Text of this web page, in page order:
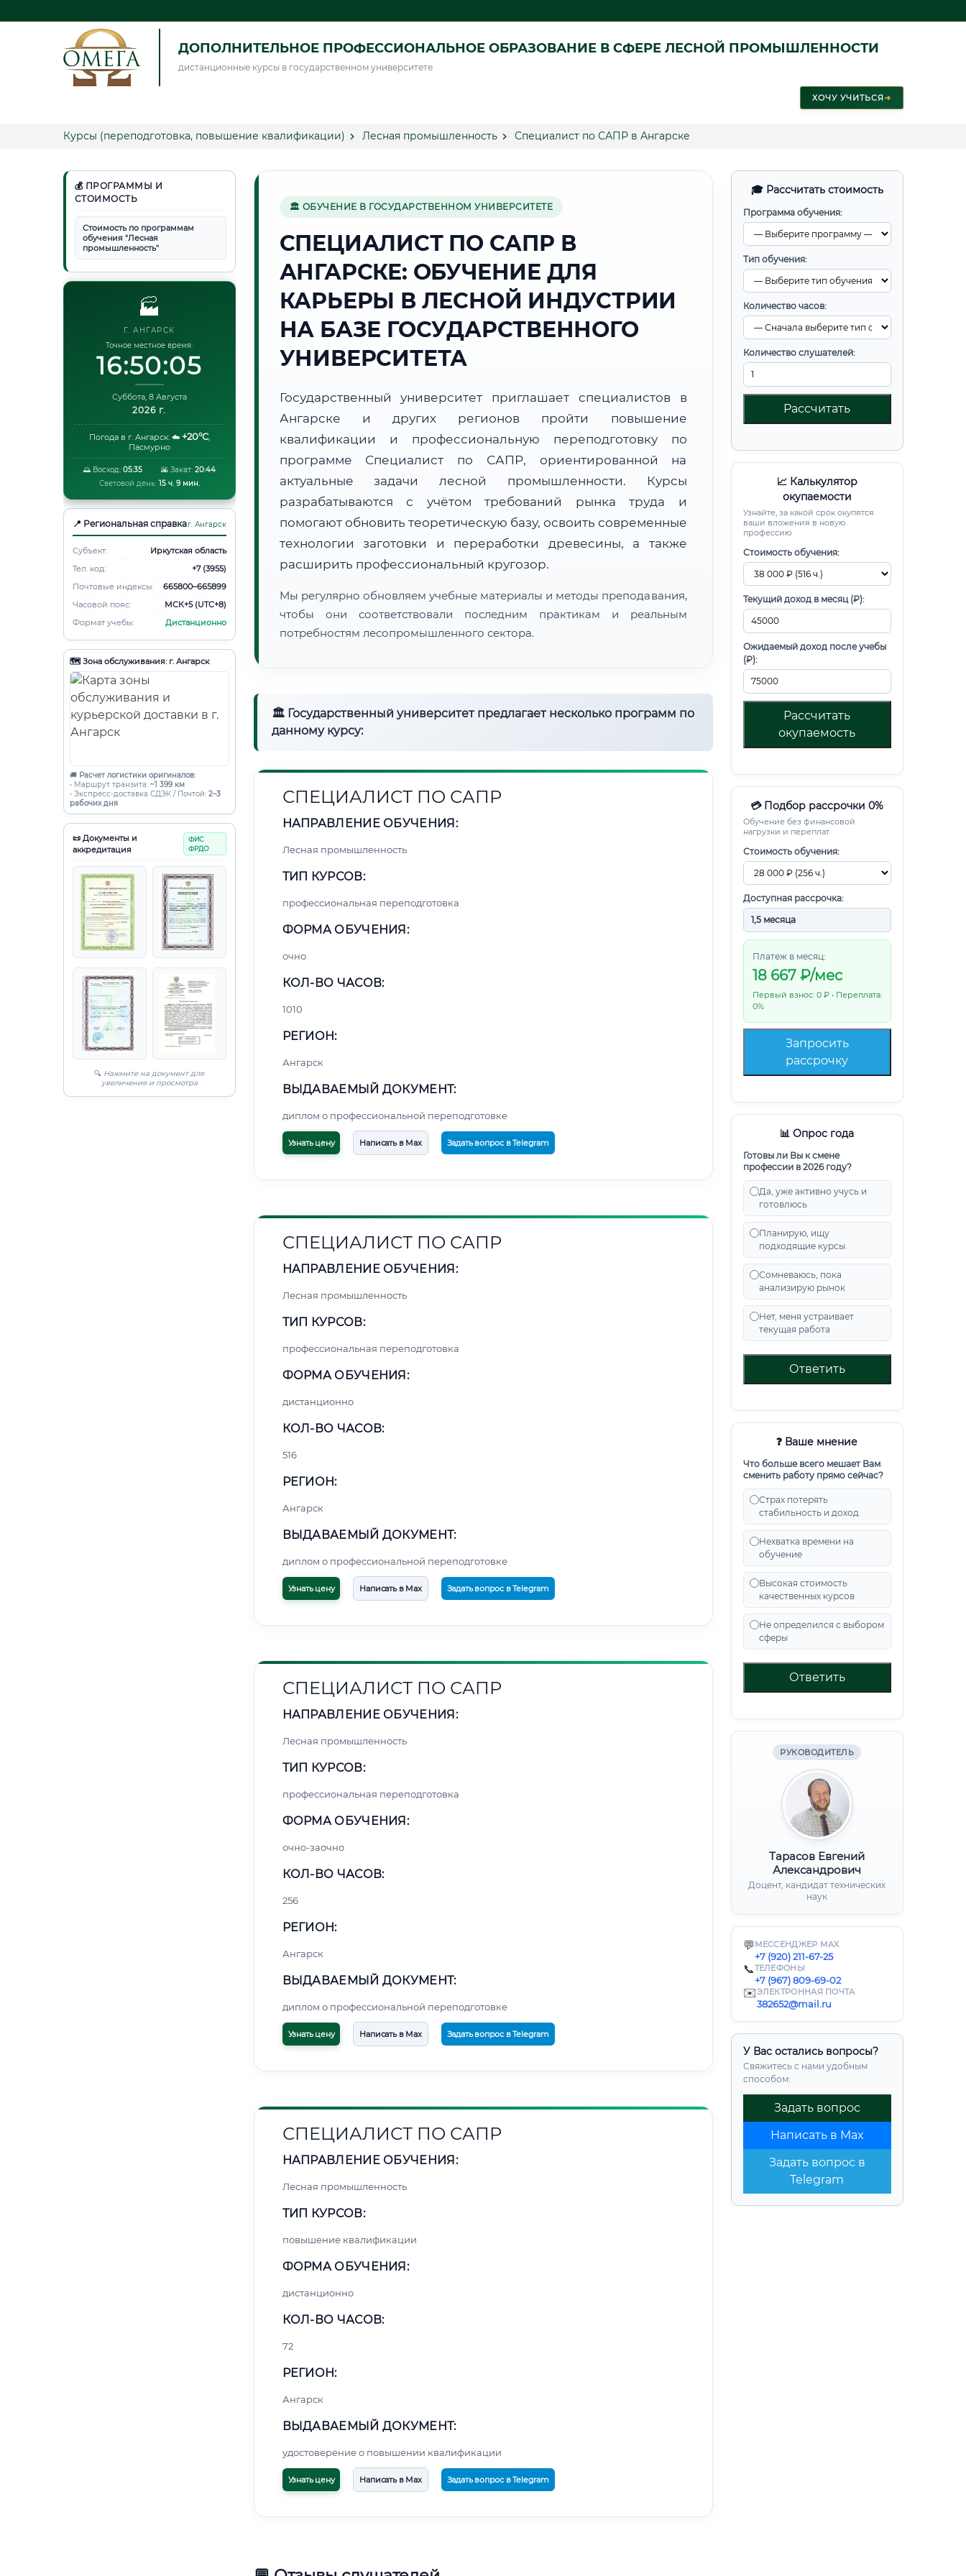
ДОПОЛНИТЕЛЬНОЕ ПРОФЕССИОНАЛЬНОЕ ОБРАЗОВАНИЕ В СФЕРЕ ЛЕСНОЙ ПРОМЫШЛЕННОСТИ
дистанционные курсы в государственном университете
ХОЧУ УЧИТЬСЯ➜
Курсы (переподготовка, повышение квалификации) Лесная промышленность Специалист по САПР в Ангарске
💰 ПРОГРАММЫ И
СТОИМОСТЬ
Стоимость по программам
обучения "Лесная
промышленность"
🏭
Г. АНГАРСК
Точное местное время:
16:50:06
Суббота, 8 Августа
2026 г.
Погода в г. Ангарск: ☁️ +20°C,
Пасмурно
🌅 Восход: 05:35 🌇 Закат: 20:44
Световой день: 15 ч. 9 мин.
📍 Региональная справкаг. Ангарск
Субъект:
Иркутская область
Тел. код:
+7 (3955)
Почтовые индексы:
665800–665899
Часовой пояс:
МСК+5 (UTC+8)
Формат учебы:
Дистанционно
🗺️ Зона обслуживания: г. Ангарск
🚚 Расчет логистики оригиналов:
• Маршрут транзита: ~1 399 км
• Экспресс-доставка СДЭК / Почтой: 2–3
рабочих дня
📜 Документы и
аккредитация
ФИС
ФРДО
🔍 Нажмите на документ для
увеличения и просмотра
🎓 Рассчитать стоимость
Программа обучения:
Тип обучения:
Количество часов:
Количество слушателей:
Рассчитать
📈 Калькулятор
окупаемости
Узнайте, за какой срок окупятся
ваши вложения в новую
профессию
Стоимость обучения:
Текущий доход в месяц (₽):
Ожидаемый доход после учебы
(₽):
Рассчитать
окупаемость
💳 Подбор рассрочки 0%
Обучение без финансовой
нагрузки и переплат
Стоимость обучения:
Доступная рассрочка:
Платеж в месяц:
18 667₽/мес
Первый взнос: 0 ₽ • Переплата:
0%
Запросить
рассрочку
📊 Опрос года
Готовы ли Вы к смене
профессии в 2026 году?
Да, уже активно учусь и
готовлюсь
Планирую, ищу
подходящие курсы
Сомневаюсь, пока
анализирую рынок
Нет, меня устраивает
текущая работа
Ответить
❓ Ваше мнение
Что больше всего мешает Вам
сменить работу прямо сейчас?
Страх потерять
стабильность и доход
Нехватка времени на
обучение
Высокая стоимость
качественных курсов
Не определился с выбором
сферы
Ответить
РУКОВОДИТЕЛЬ
Тарасов Евгений
Александрович
Доцент, кандидат технических
наук
💬 МЕССЕНДЖЕР MAX
+7 (920) 211-67-25
📞ТЕЛЕФОНЫ
+7 (967) 809-69-02
✉️ЭЛЕКТРОННАЯ ПОЧТА
382652@mail.ru
У Вас остались вопросы?
Свяжитесь с нами удобным
способом:
Задать вопрос
Написать в Max
Задать вопрос в
Telegram
🏛 ОБУЧЕНИЕ В ГОСУДАРСТВЕННОМ УНИВЕРСИТЕТЕ
СПЕЦИАЛИСТ ПО САПР В
АНГАРСКЕ: ОБУЧЕНИЕ ДЛЯ
КАРЬЕРЫ В ЛЕСНОЙ ИНДУСТРИИ
НА БАЗЕ ГОСУДАРСТВЕННОГО
УНИВЕРСИТЕТА
Государственный университет приглашает специалистов в
Ангарске и других регионов пройти повышение
квалификации и профессиональную переподготовку по
программе Специалист по САПР, ориентированной на
актуальные задачи лесной промышленности. Курсы
разрабатываются с учётом требований рынка труда и
помогают обновить теоретическую базу, освоить современные
технологии заготовки и переработки древесины, а также
расширить профессиональный кругозор.
Мы регулярно обновляем учебные материалы и методы преподавания,
чтобы они соответствовали последним практикам и реальным
потребностям лесопромышленного сектора.
🏛 Государственный университет предлагает несколько программ по
данному курсу:
СПЕЦИАЛИСТ ПО САПР
НАПРАВЛЕНИЕ ОБУЧЕНИЯ:
Лесная промышленность
ТИП КУРСОВ:
профессиональная переподготовка
ФОРМА ОБУЧЕНИЯ:
очно
КОЛ-ВО ЧАСОВ:
1010
РЕГИОН:
Ангарск
ВЫДАВАЕМЫЙ ДОКУМЕНТ:
диплом о профессиональной переподготовке
Узнать цену Написать в Max Задать вопрос в Telegram
СПЕЦИАЛИСТ ПО САПР
НАПРАВЛЕНИЕ ОБУЧЕНИЯ:
Лесная промышленность
ТИП КУРСОВ:
профессиональная переподготовка
ФОРМА ОБУЧЕНИЯ:
дистанционно
КОЛ-ВО ЧАСОВ:
516
РЕГИОН:
Ангарск
ВЫДАВАЕМЫЙ ДОКУМЕНТ:
диплом о профессиональной переподготовке
Узнать цену Написать в Max Задать вопрос в Telegram
СПЕЦИАЛИСТ ПО САПР
НАПРАВЛЕНИЕ ОБУЧЕНИЯ:
Лесная промышленность
ТИП КУРСОВ:
профессиональная переподготовка
ФОРМА ОБУЧЕНИЯ:
очно-заочно
КОЛ-ВО ЧАСОВ:
256
РЕГИОН:
Ангарск
ВЫДАВАЕМЫЙ ДОКУМЕНТ:
диплом о профессиональной переподготовке
Узнать цену Написать в Max Задать вопрос в Telegram
СПЕЦИАЛИСТ ПО САПР
НАПРАВЛЕНИЕ ОБУЧЕНИЯ:
Лесная промышленность
ТИП КУРСОВ:
повышение квалификации
ФОРМА ОБУЧЕНИЯ:
дистанционно
КОЛ-ВО ЧАСОВ:
72
РЕГИОН:
Ангарск
ВЫДАВАЕМЫЙ ДОКУМЕНТ:
удостоверение о повышении квалификации
Узнать цену Написать в Max Задать вопрос в Telegram